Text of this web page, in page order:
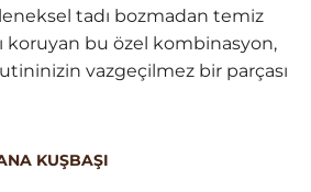
tadı bozmadan temiz
koruyan bu özel kombinasyon,
vazgeçilmez bir parçası
KUŞBAŞI